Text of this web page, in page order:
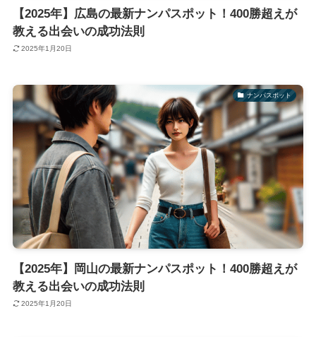
【2025年】広島の最新ナンパスポット！400勝超えが
教える出会いの成功法則
2025年1月20日
ナンパスポット
【2025年】岡山の最新ナンパスポット！400勝超えが
教える出会いの成功法則
2025年1月20日